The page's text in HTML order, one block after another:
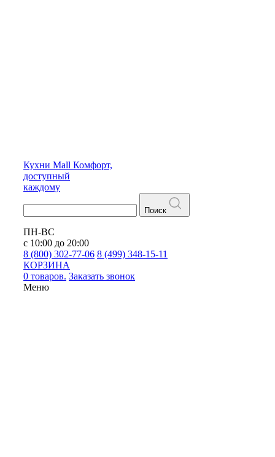
Кухни Mall Комфорт,
доступный
каждому
Поиск
ПН-ВС
с 10:00 до 20:00
8 (800) 302-77-06 8 (499) 348-15-11
КОРЗИНА
0 товаров. Заказать звонок
Меню